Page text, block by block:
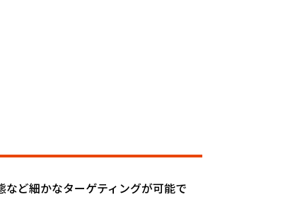
ど細かなターゲティングが可能で